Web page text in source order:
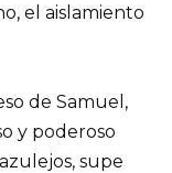
el aislamiento
de Samuel,
y poderoso
supe